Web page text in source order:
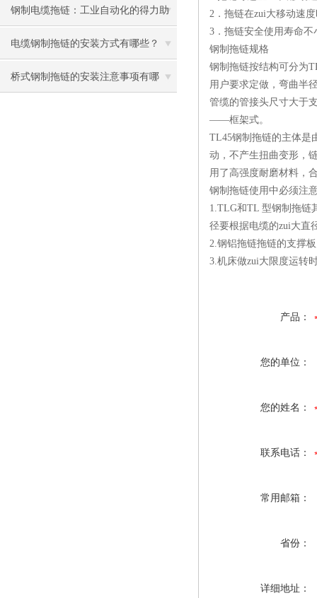
析
钢制电缆拖链：工业自动化的得力助
手
电缆钢制拖链的安装方式有哪些？
桥式钢制拖链的安装注意事项有哪
2．拖链在zui大移动速
3．拖链安全使用寿命不
钢制拖链规格
钢制拖链按结构可分为
用户要求定做，弯曲半
管缆的管接头尺寸大于
——框架式。
TL45钢制拖链的主体是
动，不产生扭曲变形，
用了高强度耐磨材料，
钢制拖链使用中必须注
1.TLG和TL 型钢制拖链
径要根据电缆的zui大直
2.钢铝拖链拖链的支撑
3.机床做zui大限度运转
产品：
您的单位：
您的姓名：
联系电话：
常用邮箱：
省份：
详细地址：